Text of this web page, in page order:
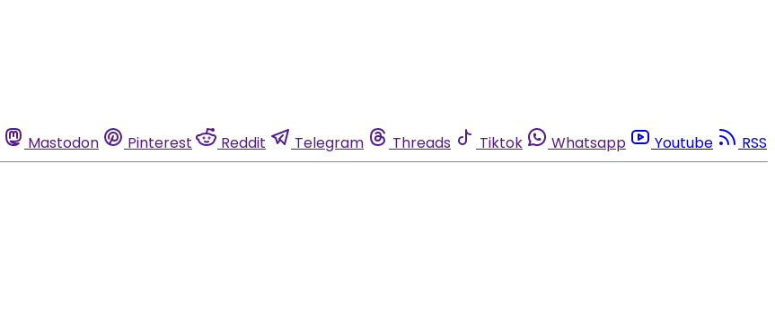
Mastodon Pinterest Reddit Telegram Threads Tiktok Whatsapp Youtube RSS